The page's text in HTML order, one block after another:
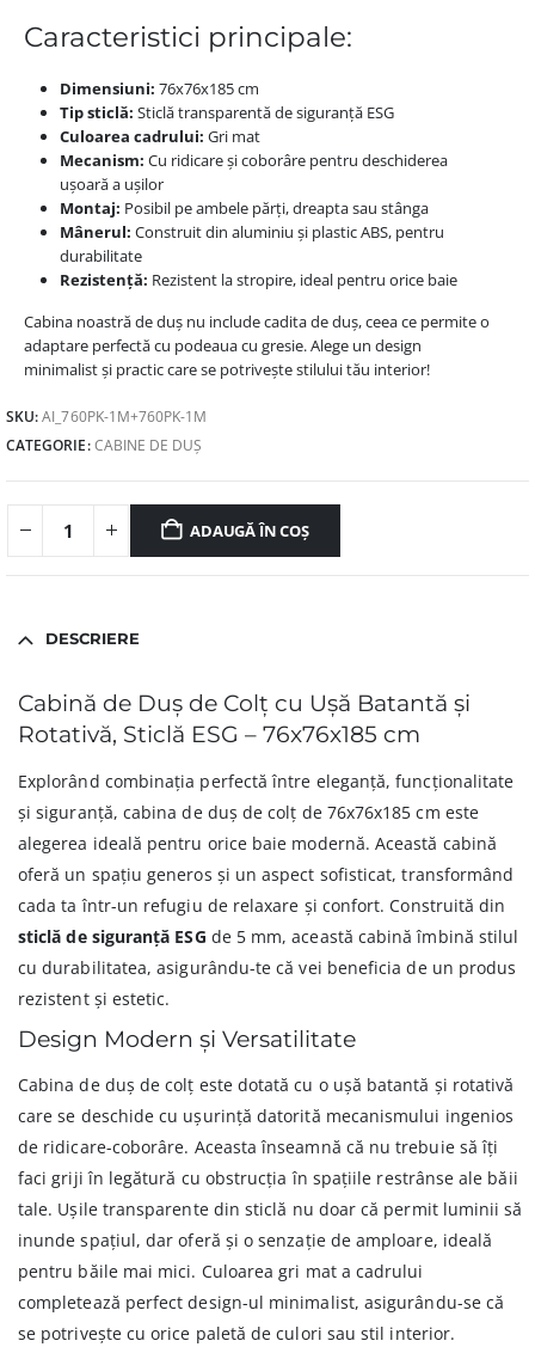
Caracteristici principale:
Dimensiuni: 76x76x185 cm
Tip sticlă: Sticlă transparentă de siguranță ESG
Culoarea cadrului: Gri mat
Mecanism: Cu ridicare și coborâre pentru deschiderea
ușoară a ușilor
Montaj: Posibil pe ambele părți, dreapta sau stânga
Mânerul: Construit din aluminiu și plastic ABS, pentru
durabilitate
Rezistență: Rezistent la stropire, ideal pentru orice baie
Cabina noastră de duș nu include cadita de duș, ceea ce permite o
adaptare perfectă cu podeaua cu gresie. Alege un design
minimalist și practic care se potrivește stilului tău interior!
SKU:AI_760PK-1M+760PK-1M
CATEGORIE:CABINE DE DUȘ
ADAUGĂ ÎN COȘ
DESCRIERE
Cabină de Duș de Colț cu Ușă Batantă și
Rotativă, Sticlă ESG – 76x76x185 cm
Explorând combinația perfectă între eleganță, funcționalitate
și siguranță, cabina de duș de colț de 76x76x185 cm este
alegerea ideală pentru orice baie modernă. Această cabină
oferă un spațiu generos și un aspect sofisticat, transformând
cada ta într-un refugiu de relaxare și confort. Construită din
sticlă de siguranță ESG de 5 mm, această cabină îmbină stilul
cu durabilitatea, asigurându-te că vei beneficia de un produs
rezistent și estetic.
Design Modern și Versatilitate
Cabina de duș de colț este dotată cu o ușă batantă și rotativă
care se deschide cu ușurință datorită mecanismului ingenios
de ridicare-coborâre. Aceasta înseamnă că nu trebuie să îți
faci griji în legătură cu obstrucția în spațiile restrânse ale băii
tale. Ușile transparente din sticlă nu doar că permit luminii să
inunde spațiul, dar oferă și o senzație de amploare, ideală
pentru băile mai mici. Culoarea gri mat a cadrului
completează perfect design-ul minimalist, asigurându-se că
se potrivește cu orice paletă de culori sau stil interior.